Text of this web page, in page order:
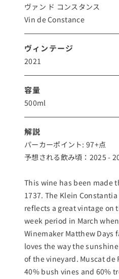
ヴァン ド コンスタンス
Vin de Constance
ヴィンテージ
2021
容量
500ml
解説
パーカーポイント: 97+点
予想される飲み頃：2025 -
This wine has been made
1737. The Klein
reflects a great vintage on
week period in March
Winemaker Matthew Days
loves the way the
of the vineyard. Muscat
40% bush vines and 60%